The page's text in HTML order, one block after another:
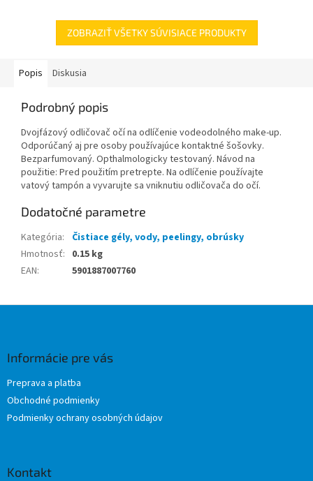
Vyhladzuje a jem
o
ZOBRAZIŤ VŠETKY SÚVISIACE PRODUKTY
Popis Diskusia
Podrobný popis
Dvojfázový odličovač očí na odlíčenie vodeodolného make-up.
Odporúčaný aj pre osoby používajúce kontaktné šošovky.
Bezparfumovaný. Opthalmologicky testovaný. Návod na
použitie: Pred použitím pretrepte. Na odlíčenie používajte
vatový tampón a vyvarujte sa vniknutiu odličovača do očí.
Dodatočné parametre
Kategória:
Čistiace gély, vody, peelingy, obrúsky
Hmotnosť: 0.15 kg
EAN: 5901887007760
Informácie pre vás
Preprava a platba
Obchodné podmienky
Podmienky ochrany osobných údajov
Kontakt